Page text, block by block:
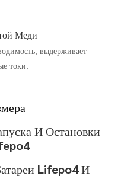
Меди
выдерживает
токи.
И Остановки
Lifepo4 И